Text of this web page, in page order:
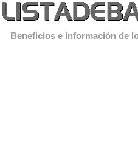
Beneficios e información de